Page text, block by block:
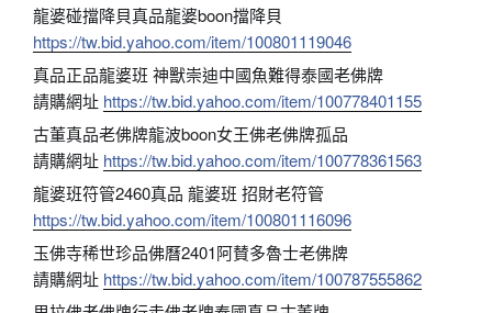
龍婆碰擋降貝真品龍婆boon擋降貝
https://tw.bid.yahoo.com/item/100801119046
真品正品龍婆班 神獸崇迪中國魚難得泰國老佛牌
請購網址 https://tw.bid.yahoo.com/item/100778401155
古董真品老佛牌龍波boon女王佛老佛牌孤品
請購網址 https://tw.bid.yahoo.com/item/100778361563
龍婆班符管2460真品 龍婆班 招財老符管
https://tw.bid.yahoo.com/item/100801116096
玉佛寺稀世珍品佛曆2401阿賛多魯士老佛牌
請購網址 https://tw.bid.yahoo.com/item/100787555862